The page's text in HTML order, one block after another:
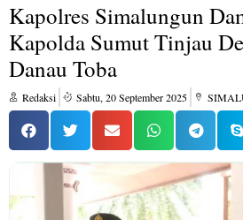
Kapolres Simalungun
Kapolda Sumut Tinjau
Danau Toba
Redaksi Sabtu, 20 September 2025